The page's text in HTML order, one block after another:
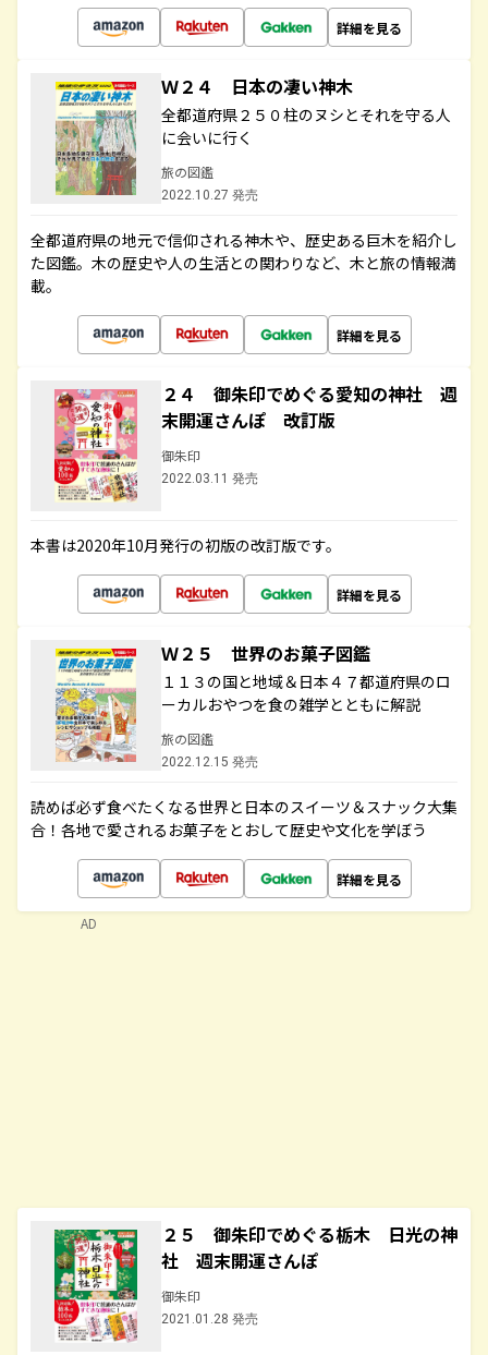
詳細を見る
Ｗ２４ 日本の凄い神木
全都道府県２５０柱のヌシとそれを守る人
に会いに行く
旅の図鑑
2022.10.27 発売
全都道府県の地元で信仰される神木や、歴史ある巨木を紹介し
た図鑑。木の歴史や人の生活との関わりなど、木と旅の情報満
載。
詳細を見る
２４ 御朱印でめぐる愛知の神社 週
末開運さんぽ 改訂版
御朱印
2022.03.11 発売
本書は2020年10月発行の初版の改訂版です。
詳細を見る
Ｗ２５ 世界のお菓子図鑑
１１３の国と地域＆日本４７都道府県のロ
ーカルおやつを食の雑学とともに解説
旅の図鑑
2022.12.15 発売
読めば必ず食べたくなる世界と日本のスイーツ＆スナック大集
合！各地で愛されるお菓子をとおして歴史や文化を学ぼう
詳細を見る
２５ 御朱印でめぐる栃木 日光の神
社 週末開運さんぽ
御朱印
2021.01.28 発売
AD